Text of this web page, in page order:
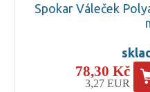
Spokar Váleček
78,30 Kč
3,27 EUR